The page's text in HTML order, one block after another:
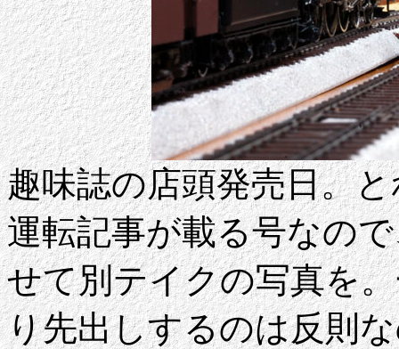
趣味誌の店頭発売日。
運転記事が載る号なの
せて別テイクの写真を
り先出しするのは反則